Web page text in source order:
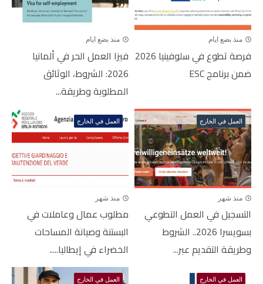
منذ بضع ايام
فرصة تطوع في سلوفينيا 2026
ضمن برنامج ESC
منذ بضع ايام
فيزا العمل الحر في ألمانيا
2026: الشروط، الوثائق
المطلوبة وطريقة...
العمل في الخارج
منذ شهر
التسجيل في العمل التطوعي
بسويسرا 2026.. الشروط
وطريقة التقديم عبر...
العمل في الخارج
منذ شهر
مطلوب عمال وعاملات في
البستنة وصيانة المساحات
الخضراء في إيطاليا.....
العمل في الخارج العمل في الخارج